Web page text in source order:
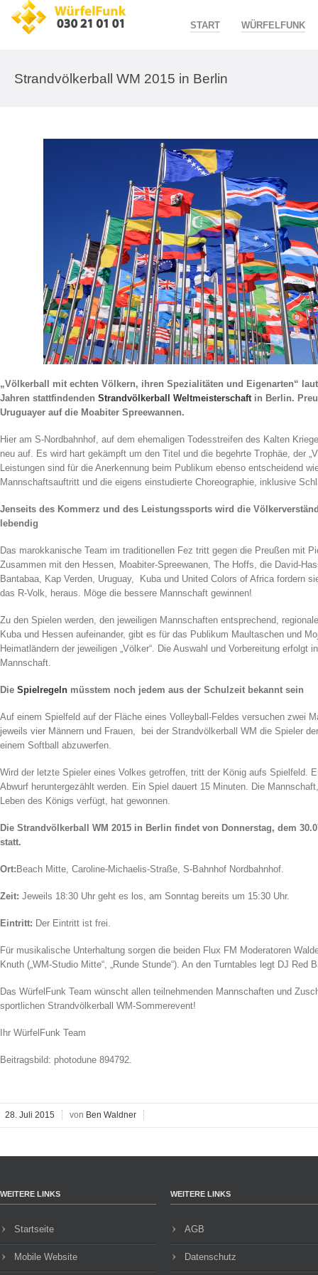
START WÜRFELFUNK
Strandvölkerball WM 2015 in Berlin
„Völkerball mit echten Völkern, ihren Spezialitäten und Eigenarten“
Jahren stattfindenden Strandvölkerball Weltmeisterschaftin Berlin.
Uruguayer auf die Moabiter Spreewannen.
Hier am S-Nordbahnhof, auf dem ehemaligen Todesstreifen des Kalten
neu auf. Es wird hart gekämpft um den Titel und die begehrte Trophäe, der
Leistungen sind für die Anerkennung beim Publikum ebenso entscheidend
Mannschaftsauftritt und die eigens einstudierte Choreographie, inklusive
Jenseits des Kommerz und des Leistungssports wird die
lebendig
Das marokkanische Team im traditionellen Fez tritt gegen die Preußen mit
Zusammen mit den Hessen, Moabiter-Spreewanen, The Hoffs, die David-
Bantabaa, Kap Verden, Uruguay, Kuba und United Colors of Africa fordern
das R-Volk, heraus. Möge die bessere Mannschaft gewinnen!
Zu den Spielen werden, den jeweiligen Mannschaften entsprechend,
Kuba und Hessen aufeinander, gibt es für das Publikum Maultaschen und
Heimatländern der jeweiligen „Völker“. Die Auswahl und Vorbereitung erfolgt
Mannschaft.
Die Spielregeln müsstem noch jedem aus der Schulzeit bekannt sein
Auf einem Spielfeld auf der Fläche eines Volleyball-Feldes versuchen zwei
jeweils vier Männern und Frauen, bei der Strandvölkerball WM die Spieler
einem Softball abzuwerfen.
Wird der letzte Spieler eines Volkes getroffen, tritt der König aufs Spielfeld.
Abwurf heruntergezählt werden. Ein Spiel dauert 15 Minuten. Die
Leben des Königs verfügt, hat gewonnen.
Die Strandvölkerball WM 2015 in Berlin findet von Donnerstag, dem
statt.
Ort: Beach Mitte, Caroline-Michaelis-Straße, S-Bahnhof Nordbahnhof.
Zeit: Jeweils 18:30 Uhr geht es los, am Sonntag bereits um 15:30 Uhr.
Eintritt: Der Eintritt ist frei.
Für musikalische Unterhaltung sorgen die beiden Flux FM Moderatoren
Knuth („WM-Studio Mitte“, „Runde Stunde“). An den Turntables legt DJ Red
Das WürfelFunk Team wünscht allen teilnehmenden Mannschaften und
sportlichen Strandvölkerball WM-Sommerevent!
Ihr WürfelFunk Team
Beitragsbild: photodune 894792.
28. Juli 2015 von Ben Waldner
WEITERE LINKS
Startseite
Mobile Website
WEITERE LINKS
AGB
Datenschutz